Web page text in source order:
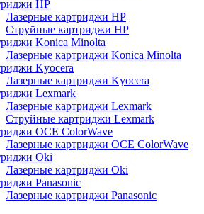
HP
Лазерные картриджи HP
Струйные картриджи HP
Konica Minolta
Лазерные картриджи Konica Minolta
Kyocera
Лазерные картриджи Kyocera
Lexmark
Лазерные картриджи Lexmark
Струйные картриджи Lexmark
OCE ColorWave
Лазерные картриджи OCE ColorWave
Oki
Лазерные картриджи Oki
Panasonic
Лазерные картриджи Panasonic